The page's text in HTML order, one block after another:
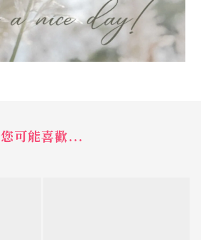
您可能喜歡...